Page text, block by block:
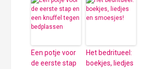
Een potje voor
de eerste stap
Het bedritueel:
boekjes, liedjes